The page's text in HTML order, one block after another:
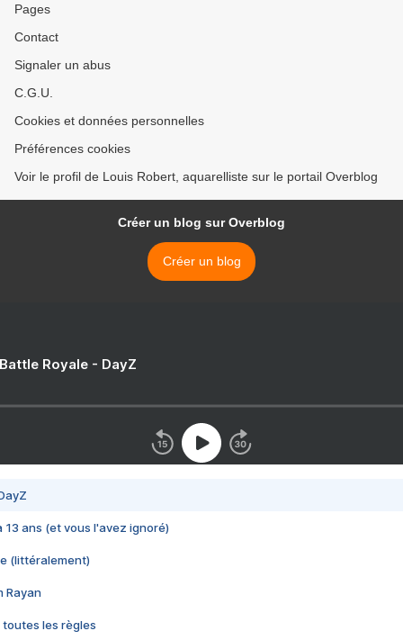
Pages
Contact
Signaler un abus
C.G.U.
Cookies et données personnelles
Préférences cookies
Voir le profil de Louis Robert, aquarelliste sur le portail Overblog
Créer un blog sur Overblog
Créer un blog
Royale - DayZ
13 ans (et vous l'avez ignoré)
(littéralement)
Rayan
toutes les règles